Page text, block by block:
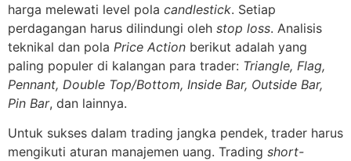
harga melewati level pola candlestick. Setiap
perdagangan harus dilindungi oleh stop loss. Analisis
teknikal dan pola Price Action berikut adalah yang
paling populer di kalangan para trader: Triangle, Flag,
Pennant, Double Top/Bottom, Inside Bar, Outside Bar,
Pin Bar, dan lainnya.
Untuk sukses dalam trading jangka pendek, trader harus
mengikuti aturan manajemen uang. Trading short-